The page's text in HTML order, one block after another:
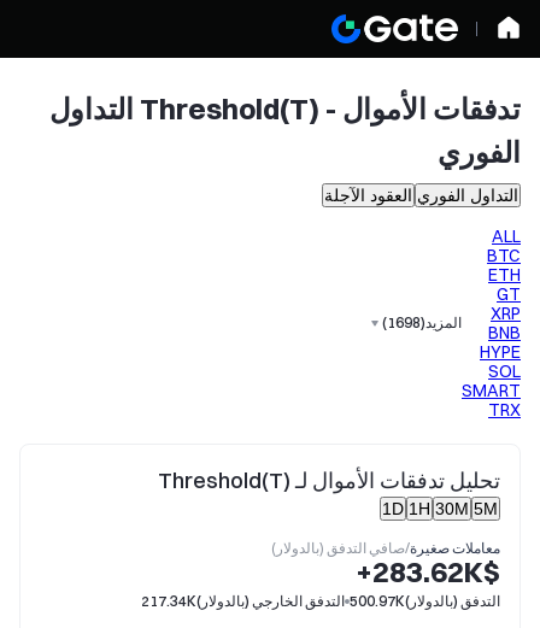
تدفقات الأموال - Threshold(T) التداول
الفوري
التداول الفوري العقود الآجلة
ALL
BTC
ETH
GT
XRP
BNB
HYPE
SOL
SMART
TRX
المزيد(
1698
)
تحليل تدفقات الأموال لـ Threshold(T)
5M
30M
1H
1D
معاملات صغيرة/صافي التدفق (بالدولار)
$‎+283.62K
التدفق (بالدولار)500.97K التدفق الخارجي (بالدولار)217.34K